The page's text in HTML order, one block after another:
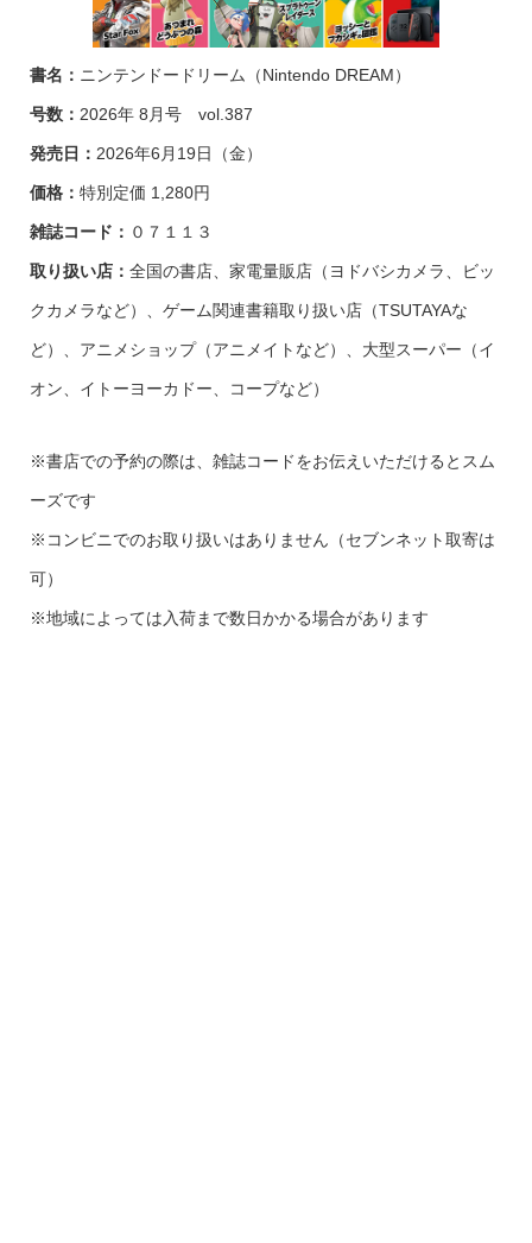
書名： ニンテンドードリーム（Nintendo DREAM）
号数： 2026年 8月号 vol.387
発売日： 2026年6月19日（金）
価格： 特別定価 1,280円
雑誌コード： ０７１１３
取り扱い店： 全国の書店、家電量販店（ヨドバシカメラ、ビッ
クカメラなど）、ゲーム関連書籍取り扱い店（TSUTAYAな
ど）、アニメショップ（アニメイトなど）、大型スーパー（イ
オン、イトーヨーカドー、コープなど）
※書店での予約の際は、雑誌コードをお伝えいただけるとスム
ーズです
※コンビニでのお取り扱いはありません（セブンネット取寄は
可）
※地域によっては入荷まで数日かかる場合があります